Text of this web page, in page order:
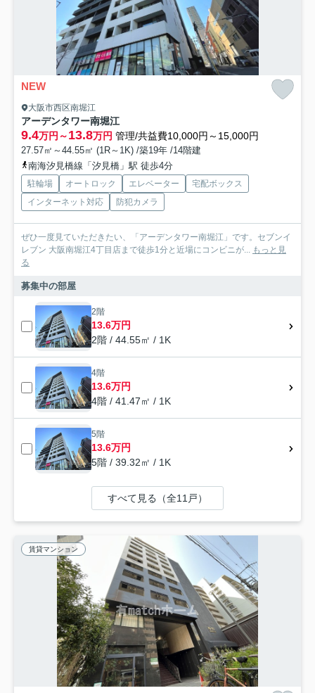
NEW
大阪市西区南堀江
アーデンタワー南堀江
9.4万円～13.8万円 管理/共益費10,000円～15,000円
27.57㎡～44.55㎡ (1R～1K) /築19年 /14階建
南海汐見橋線「汐見橋」駅 徒歩4分
駐輪場 オートロック エレベーター
宅配ボックス
インターネット対応
防犯カメラ
ぜひ一度見ていただきたい、「アーデンタワー南堀江」です。セブンイ
レブン 大阪南堀江4丁目店まで徒歩1分と近場にコンビニが... もっと見
る
募集中の部屋
2階
13.6万円
2階 / 44.55㎡ / 1K
4階
13.6万円
4階 / 41.47㎡ / 1K
5階
13.6万円
5階 / 39.32㎡ / 1K
すべて見る（全11戸）
賃貸マンション